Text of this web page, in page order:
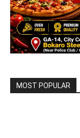
MOST POPULAR